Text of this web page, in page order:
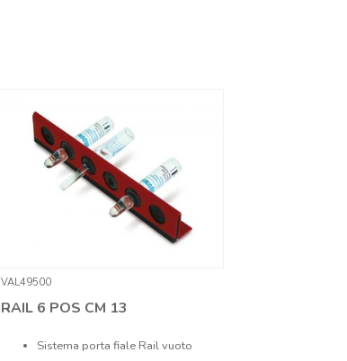
VAL49500
RAIL 6 POS CM 13
Sistema porta fiale Rail vuoto